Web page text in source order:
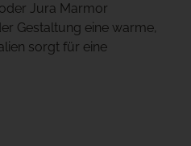
Jura Marmor
Gestaltung eine warme,
sorgt für eine